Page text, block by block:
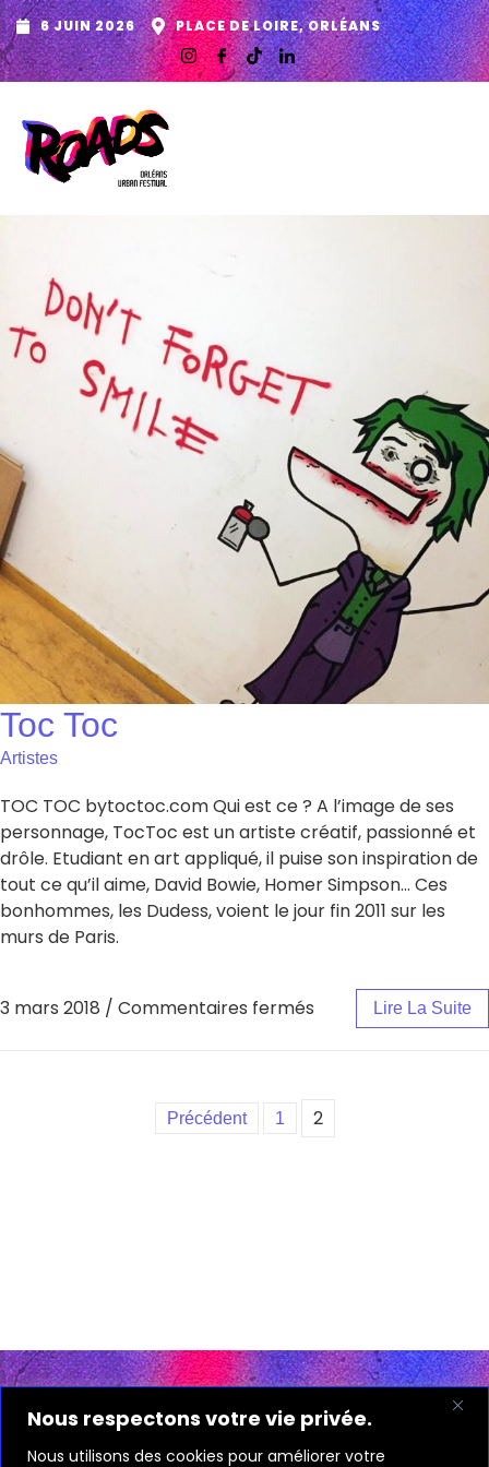
Nous respectons votre vie privée.
Nous utilisons des cookies pour améliorer votre
6 JUIN 2026 PLACE DE LOIRE, ORLÉANS
Toc Toc
Artistes
TOC TOC bytoctoc.com Qui est ce ? A l’image de ses
personnage, TocToc est un artiste créatif, passionné et
drôle. Etudiant en art appliqué, il puise son inspiration de
tout ce qu’il aime, David Bowie, Homer Simpson… Ces
bonhommes, les Dudess, voient le jour fin 2011 sur les
murs de Paris.
3 mars 2018 / Commentaires fermés Lire La Suite
Précédent 1 2
— NOS